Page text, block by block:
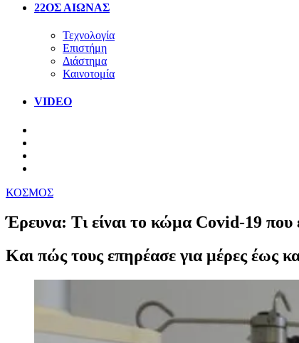
22ΟΣ ΑΙΩΝΑΣ
Τεχνολογία
Επιστήμη
Διάστημα
Καινοτομία
VIDEO
ΚΟΣΜΟΣ
Έρευνα: Τι είναι το κώμα Covid-19
Και πώς τους επηρέασε για μέρες έως